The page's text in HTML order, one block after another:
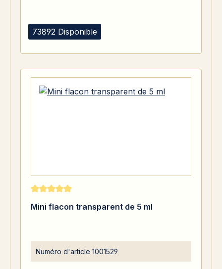
73892 Disponible
Note moyenne de 5 sur 5 étoiles
Mini flacon transparent de 5 ml
Numéro d'article 1001529